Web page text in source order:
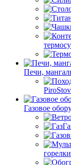
Печи,
Газовое
горелки